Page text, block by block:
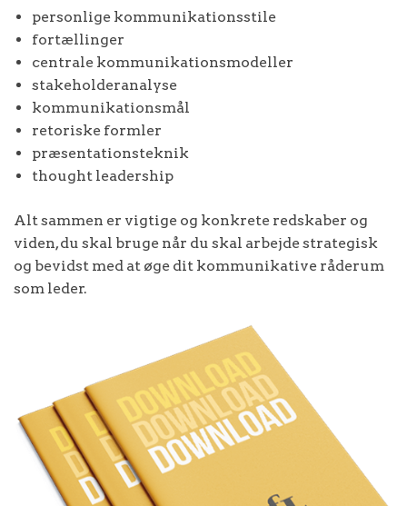
personlige kommunikationsstile
fortællinger
centrale kommunikationsmodeller
stakeholderanalyse
kommunikationsmål
retoriske formler
præsentationsteknik
thought leadership
Alt sammen er vigtige og konkrete redskaber og
viden, du skal bruge når du skal arbejde strategisk
og bevidst med at øge dit kommunikative råderum
som leder.